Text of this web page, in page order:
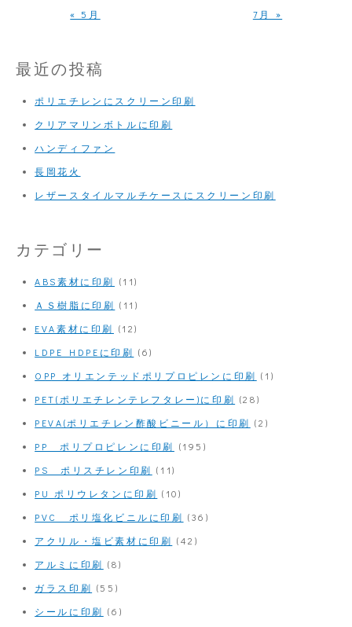
« 5月 7月 »
最近の投稿
ポリエチレンにスクリーン印刷
クリアマリンボトルに印刷
ハンディファン
長岡花火
レザースタイルマルチケースにスクリーン印刷
カテゴリー
ABS素材に印刷 (11)
ＡＳ樹脂に印刷 (11)
EVA素材に印刷 (12)
LDPE HDPEに印刷 (6)
OPP オリエンテッドポリプロピレンに印刷 (1)
PET(ポリエチレンテレフタレー)に印刷 (28)
PEVA(ポリエチレン酢酸ビニール）に印刷 (2)
PP ポリプロピレンに印刷 (195)
PS ポリスチレン印刷 (11)
PU ポリウレタンに印刷 (10)
PVC ポリ塩化ビニルに印刷 (36)
アクリル・塩ビ素材に印刷 (42)
アルミに印刷 (8)
ガラス印刷 (55)
シールに印刷 (6)